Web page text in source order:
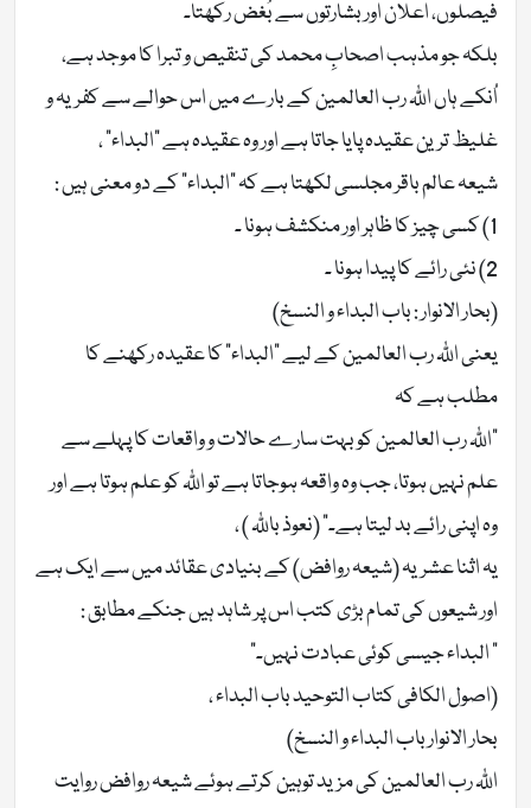
فیصلوں، اعلان اور بشارتوں سے بُغض رکھتا۔
بلکہ جو مذہب اصحابِ محمد کی تنقیص و تبرا کا موجد ہے،
اُنکے ہاں اللّٰہ رب العالمین کے بارے میں اس حوالے سے کفریہ و
غلیظ ترین عقیدہ پایا جاتا ہے اور وہ عقیدہ ہے “البداء” ،
شیعہ عالم باقر مجلسی لکھتا ہے کہ “البداء” کے دو معنی ہیں :
1) کسی چیز کا ظاہر اور منکشف ہونا ۔
2) نئی رائے کا پیدا ہونا ۔
(بحار الانوار : باب البداء و النسخ)
یعنی اللّٰہ رب العالمین کے لیے “البداء” کا عقیدہ رکھنے کا
مطلب ہے کہ
“اللّٰہ رب العالمین کو بہت سارے حالات و واقعات کا پہلے سے
علم نہیں ہوتا، جب وہ واقعہ ہوجاتا ہے تو اللّٰہ کو علم ہوتا ہے اور
وہ اپنی رائے بد لیتا ہے۔” (نعوذ باللّٰہ ) ،
یہ اثنا عشریہ (شیعہ روافض) کے بنیادی عقائد میں سے ایک ہے
اور شیعوں کی تمام بڑی كتب اس پر شاہد ہیں جنکے مطابق :
” البداء جیسی کوئی عبادت نہیں۔”
(اصول الکافی کتاب التوحید باب البداء ،
بحار الانوار باب البداء و النسخ)
اللّٰہ رب العالمین کی مزید توہین کرتے ہوئے شیعہ روافض روایت